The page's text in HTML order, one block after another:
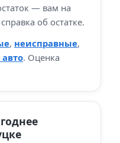
— вам на
об остатке.
, неисправные,
. Оценка